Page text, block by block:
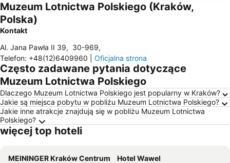
Muzeum Lotnictwa Polskiego (Kraków,
Polska)
Kontakt
Al. Jana Pawła II 39, 30-969,
Telefon: +48(12)6409960 Oficjalna strona
Często zadawane pytania dotyczące
Muzeum Lotnictwa Polskiego
Dlaczego Muzeum Lotnictwa Polskiego jest popularny w Kraków?
Jakie są miejsca pobytu w pobliżu Muzeum Lotnictwa Polskiego?
Jakie inne atrakcje znajdują się w pobliżu Muzeum Lotnictwa
Polskiego?
więcej top hoteli
MEININGER Kraków Centrum
Hotel Wawel